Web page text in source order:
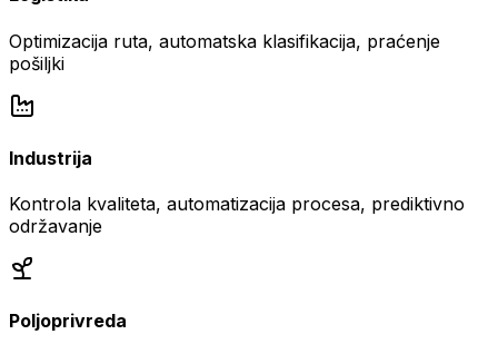
Optimizacija ruta, automatska klasifikacija, praćenje
pošiljki
Industrija
Kontrola kvaliteta, automatizacija procesa, prediktivno
održavanje
Poljoprivreda